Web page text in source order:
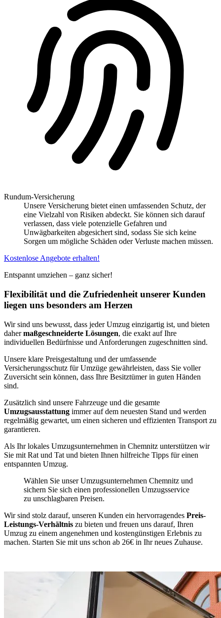
Rundum-Versicherung
Unsere Versicherung bietet einen umfassenden Schutz, der
eine Vielzahl von Risiken abdeckt. Sie können sich darauf
verlassen, dass viele potenzielle Gefahren und
Unwägbarkeiten abgesichert sind, sodass Sie sich keine
Sorgen um mögliche Schäden oder Verluste machen müssen.
Kostenlose Angebote erhalten!
Entspannt umziehen – ganz sicher!
Flexibilität und die Zufriedenheit unserer Kunden
liegen uns besonders am Herzen
Wir sind uns bewusst, dass jeder Umzug einzigartig ist, und bieten
dahermaßgeschneiderte Lösungen, die exakt auf Ihre
individuellen Bedürfnisse und Anforderungen zugeschnitten sind.
Unsere klare Preisgestaltung und der umfassende
Versicherungsschutz für Umzüge gewährleisten, dass Sie voller
Zuversicht sein können, dass Ihre Besitztümer in guten Händen
sind.
Zusätzlich sind unsere Fahrzeuge und die gesamte
Umzugsausstattung immer auf dem neuesten Stand und werden
regelmäßig gewartet, um einen sicheren und effizienten Transport zu
garantieren.
Als Ihr lokales Umzugsunternehmen in Chemnitz unterstützen wir
Sie mit Rat und Tat und bieten Ihnen hilfreiche Tipps für einen
entspannten Umzug.
Wählen Sie unser Umzugsunternehmen Chemnitz und
sichern Sie sich einen professionellen Umzugsservice
zu unschlagbaren Preisen.
Wir sind stolz darauf, unseren Kunden ein hervorragendes Preis-
Leistungs-Verhältnis zu bieten und freuen uns darauf, Ihren
Umzug zu einem angenehmen und kostengünstigen Erlebnis zu
machen. Starten Sie mit uns schon ab 26€ in Ihr neues Zuhause.